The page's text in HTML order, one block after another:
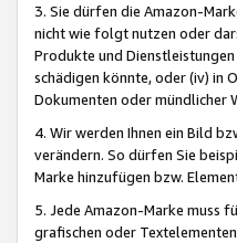
3. Sie dürfen die Amazon-
nicht wie folgt nutzen oder
Produkte und
schädigen könnte, oder (iv) in
Dokumenten oder mündlicher
4. Wir werden Ihnen ein Bild
verändern. So dürfen Sie
Marke hinzufügen bzw.
5. Jede Amazon-Marke muss
grafischen oder